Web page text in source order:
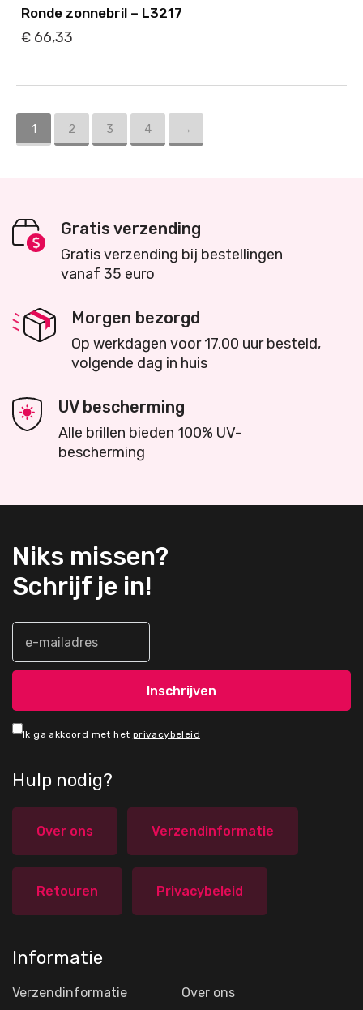
Ronde zonnebril – L3217
€66,33
Details Toevoegen
1 2 3 4 →
Gratis verzending
Gratis verzending bij bestellingen
vanaf 35 euro
Morgen bezorgd
Op werkdagen voor 17.00 uur besteld,
volgende dag in huis
UV bescherming
Alle brillen bieden 100% UV-
bescherming
Niks missen?
Schrijf je in!
Ik ga akkoord met het privacybeleid
Hulp nodig?
Over ons Verzendinformatie
Retouren Privacybeleid
Informatie
Verzendinformatie Over ons